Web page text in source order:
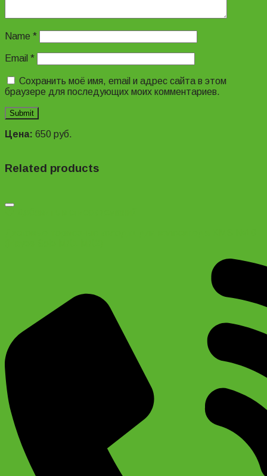
Name *
Email *
Сохранить моё имя, email и адрес сайта в этом
браузере для последующих моих комментариев.
Цена: 650 руб.
Related products